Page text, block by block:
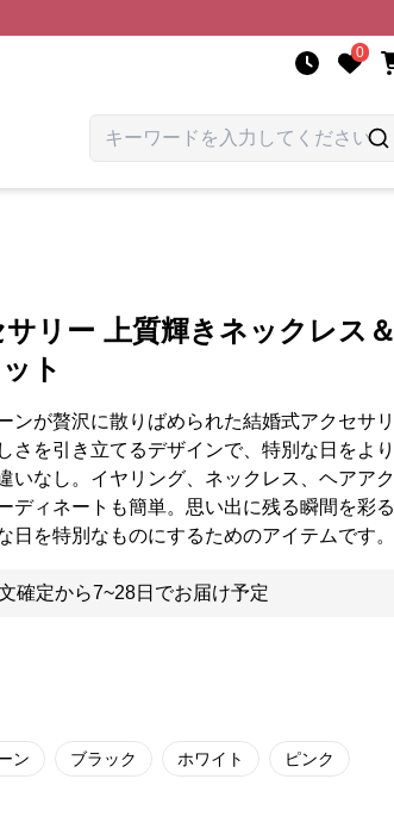
0
リー 上質輝きネックレス＆
ト
ンが贅沢に散りばめられた結婚式アクセサリ
さを引き立てるデザインで、特別な日をより
いなし。イヤリング、ネックレス、ヘアアク
ディネートも簡単。思い出に残る瞬間を彩る
日を特別なものにするためのアイテムです。
確定から7~28日でお届け予定
ン ブラック ホワイト ピンク